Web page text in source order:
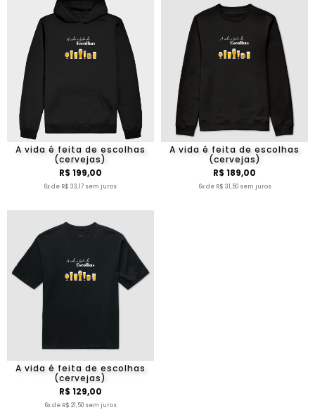
A vida é feita de escolhas
(cervejas)
R$ 199,00
6x de R$ 33,17 sem juros
A vida é feita de escolhas
(cervejas)
R$ 189,00
6x de R$ 31,50 sem juros
A vida é feita de escolhas
(cervejas)
R$ 129,00
6x de R$ 21,50 sem juros